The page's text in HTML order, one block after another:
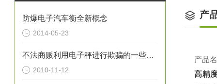
防爆电子汽车衡全新概念
2014-05-23
不法商贩利用电子秤进行欺骗的一些常见方法
2010-11-12
产
产品
高精